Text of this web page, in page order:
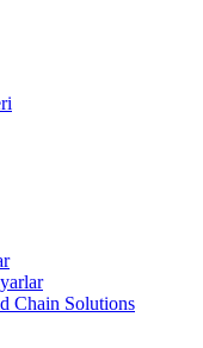
Chain Solutions